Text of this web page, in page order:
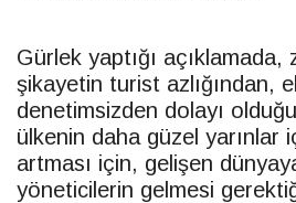
Gürlek yaptığı
şikayetin turist azlığından,
denetimsizden dolayı
ülkenin daha güzel yarınlar
artması için, gelişen
yöneticilerin gelmesi